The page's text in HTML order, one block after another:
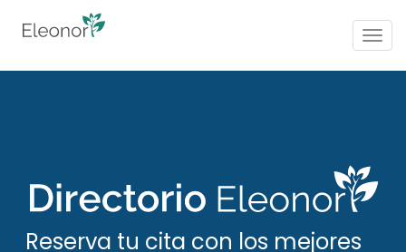
Reserva tu cita con los mejores